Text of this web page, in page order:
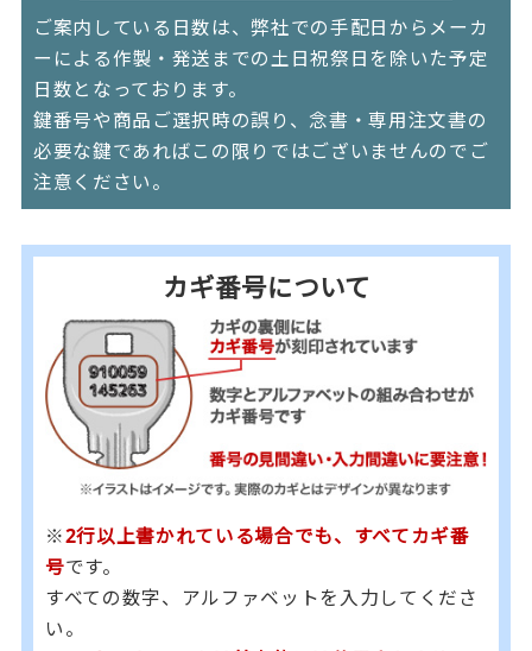
ご案内している日数は、弊社での手配日からメーカ
ーによる作製・発送までの土日祝祭日を除いた予定
日数となっております。
鍵番号や商品ご選択時の誤り、念書・専用注文書の
必要な鍵であればこの限りではございませんのでご
注意ください。
カギ番号について
※2行以上書かれている場合でも、すべてカギ番
号です。
すべての数字、アルファベットを入力してくださ
い。